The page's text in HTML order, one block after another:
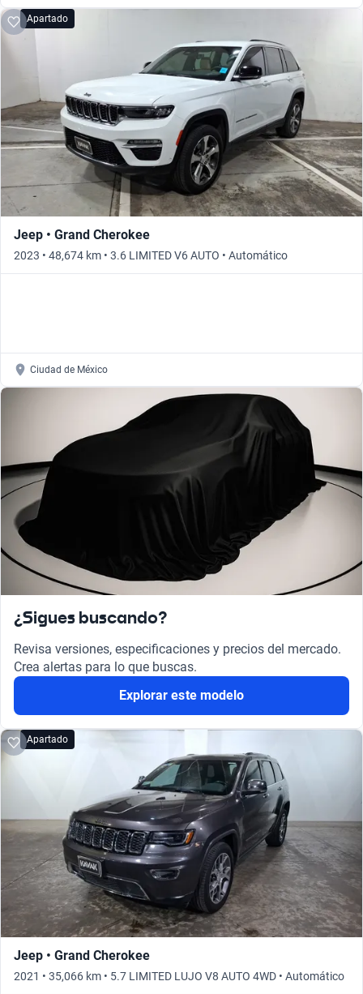
Apartado
Jeep • Grand Cherokee
2023 • 48,674 km • 3.6 LIMITED V6 AUTO • Automático
Ciudad de México
¿Sigues buscando?
Revisa versiones, especificaciones y precios del mercado.
Crea alertas para lo que buscas.
Explorar este modelo
Apartado
Jeep • Grand Cherokee
2021 • 35,066 km • 5.7 LIMITED LUJO V8 AUTO 4WD • Automático